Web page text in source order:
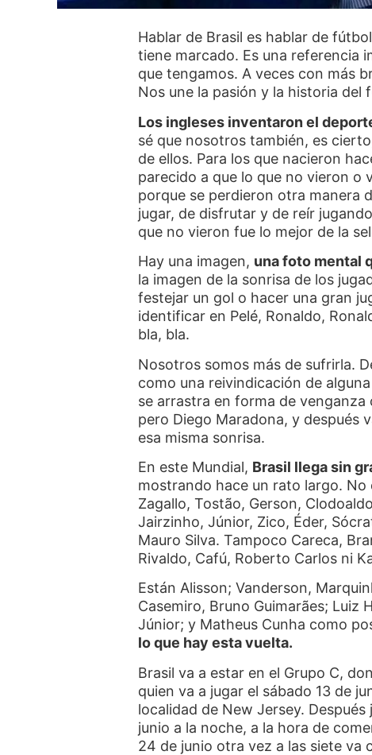
Hablar de Brasil es hablar de
tiene marcado. Es una referencia
que tengamos. A veces con más
Nos une la pasión y la historia del
Los ingleses inventaron el
sé que nosotros también, es
de ellos. Para los que nacieron
parecido a que lo que no vieron o
porque se perdieron otra manera
jugar, de disfrutar y de reír
que no vieron fue lo mejor de la
Hay una imagen, una foto mental
la imagen de la sonrisa de los
festejar un gol o hacer una gran
identificar en Pelé, Ronaldo,
bla, bla.
Nosotros somos más de sufrirla.
como una reivindicación de
se arrastra en forma de
pero Diego Maradona, y después
esa misma sonrisa.
En este Mundial, Brasil llega sin
mostrando hace un rato largo. No
Zagallo, Tostão, Gerson,
Jairzinho, Júnior, Zico, Éder,
Mauro Silva. Tampoco Careca,
Rivaldo, Cafú, Roberto Carlos ni
Están Alisson; Vanderson,
Casemiro, Bruno Guimarães; Luiz
Júnior; y Matheus Cunha como
lo que hay esta vuelta.
Brasil va a estar en el Grupo C,
quien va a jugar el sábado 13 de
localidad de New Jersey. Después
junio a la noche, a la hora de
24 de junio otra vez a las siete va